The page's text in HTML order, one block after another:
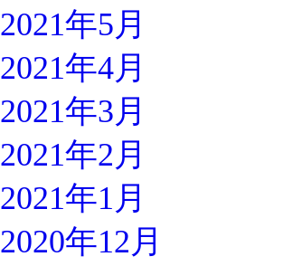
2021年5月
2021年4月
2021年3月
2021年2月
2021年1月
2020年12月